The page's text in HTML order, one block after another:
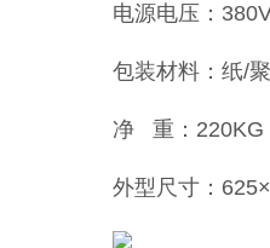
电源电压：
包装材料：纸/
净 重：220KG
外型尺寸：